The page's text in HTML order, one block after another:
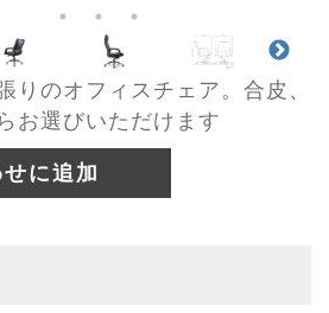
りのオフィスチェア。合皮、
お選びいただけます
に追加